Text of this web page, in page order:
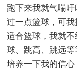
跑下来我就气喘
过一点篮球，可
适合篮球，我就
球、跳高、跳远
培养一下我的信